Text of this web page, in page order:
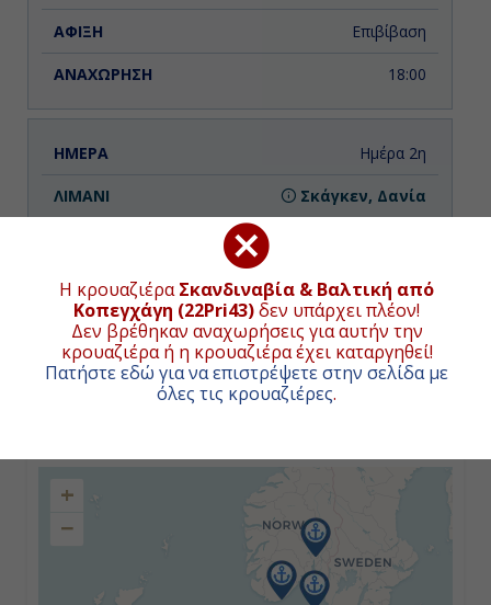
Η κρουαζιέραΣκανδιναβία & Βαλτική από
Κοπεγχάγη (22Pri43)δεν υπάρχει πλέον!
Δεν βρέθηκαν αναχωρήσεις για αυτήν την
κρουαζιέρα ή η κρουαζιέρα έχει καταργηθεί!
Πατήστε εδώ για να επιστρέψετε στην σελίδα με
όλες τις κρουαζιέρες.
Επιβίβαση
18:00
Ημέρα 2η
Σκάγκεν, Δανία
18:00
Ημέρα 3η
Όσλο, Νορβηγία
22:00
Ημέρα 4η
ΧΑΡΤΗΣ ΚΡΟΥΑΖΙΕΡΑΣ
+
−